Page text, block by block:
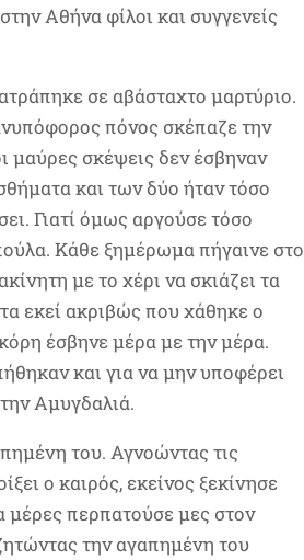
Αθήνα φίλοι και συγγενείς
σε αβάσταχτο μαρτύριο.
πόνος σκέπαζε την
μαύρες σκέψεις δεν έσβηναν
και των δύο ήταν τόσο
Γιατί όμως αργούσε τόσο
Κάθε ξημέρωμα πήγαινε στο
με το χέρι να σκιάζει τα
εκεί ακριβώς που χάθηκε ο
έσβηνε μέρα με την μέρα.
και για να μην υποφέρει
Αμυγδαλιά.
του. Αγνοώντας τις
ο καιρός, εκείνος ξεκίνησε
μέρες περπατούσε μες στον
την αγαπημένη του